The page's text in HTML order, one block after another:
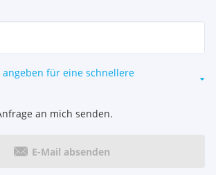
für eine schnellere
an mich senden.
E-Mail absenden